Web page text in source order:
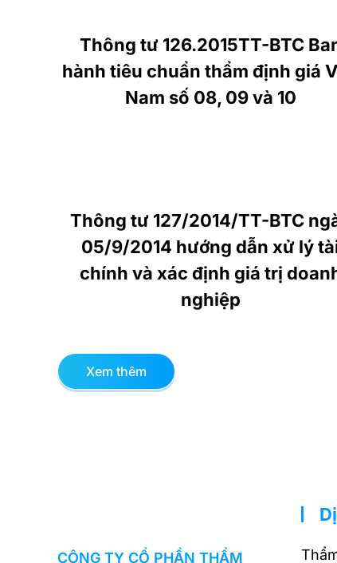
Thông tư 126.2015TT-BTC
hành tiêu chuẩn thẩm định giá
Nam số 08, 09 và 10
Thông tư 127/2014/TT-BTC
05/9/2014 hướng dẫn xử lý
chính và xác định giá trị
nghiệp
Xem thêm
CÔNG TY CỔ PHẦN THẨM